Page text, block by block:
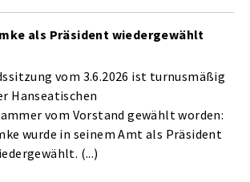
als Präsident wiedergewählt
vom 3.6.2026 ist turnusmäßig
Hanseatischen
vom Vorstand gewählt worden:
wurde in seinem Amt als Präsident
(...)